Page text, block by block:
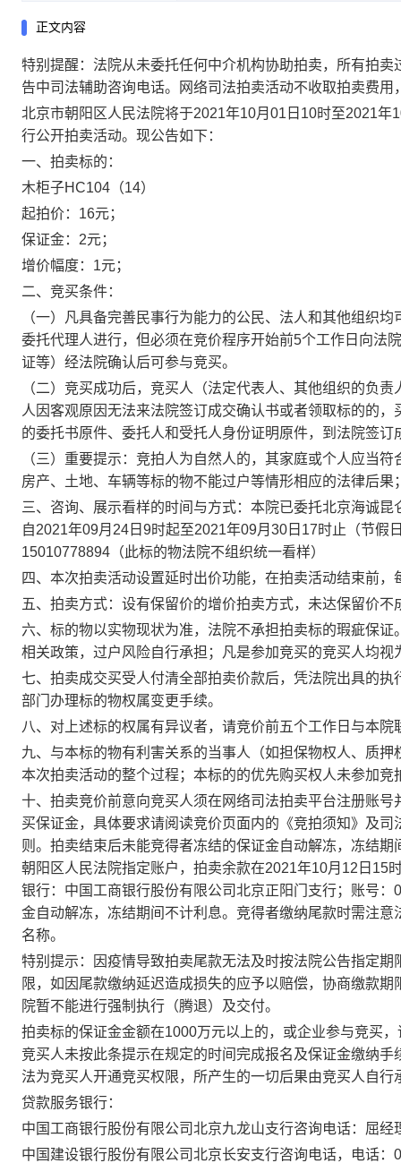
正文内容
特别提醒：法院从未委托任何中介机构协助拍卖，所有拍
告中司法辅助咨询电话。网络司法拍卖活动不收取拍卖费
北京市朝阳区人民法院将于2021年10月01日10时至2021
行公开拍卖活动。现公告如下：
一、拍卖标的：
木柜子HC104（14）
起拍价：16元；
保证金：2元；
增价幅度：1元；
二、竞买条件：
（一）凡具备完善民事行为能力的公民、法人和其他组织
委托代理人进行，但必须在竞价程序开始前5个工作日向法
证等）经法院确认后可参与竞买。
（二）竞买成功后，竞买人（法定代表人、其他组织的负
人因客观原因无法来法院签订成交确认书或者领取标的的
的委托书原件、委托人和受托人身份证明原件，到法院签订
（三）重要提示：竞拍人为自然人的，其家庭或个人应当
房产、土地、车辆等标的物不能过户等情形相应的法律后果
三、咨询、展示看样的时间与方式：本院已委托北京海诚
自2021年09月24日9时起至2021年09月30日17时止（节假
15010778894（此标的物法院不组织统一看样）
四、本次拍卖活动设置延时出价功能，在拍卖活动结束前
五、拍卖方式：设有保留价的增价拍卖方式，未达保留价不
六、标的物以实物现状为准，法院不承担拍卖标的瑕疵保
相关政策，过户风险自行承担；凡是参加竞买的竞买人均
七、拍卖成交买受人付清全部拍卖价款后，凭法院出具的
部门办理标的物权属变更手续。
八、对上述标的权属有异议者，请竞价前五个工作日与本院
九、与本标的物有利害关系的当事人（如担保物权人、质
本次拍卖活动的整个过程；本标的的优先购买权人未参加竞
十、拍卖竞价前意向竞买人须在网络司法拍卖平台注册账
买保证金，具体要求请阅读竞价页面内的《竞拍须知》及
则。拍卖结束后未能竞得者冻结的保证金自动解冻，冻结
朝阳区人民法院指定账户，拍卖余款在2021年10月12日15
银行：中国工商银行股份有限公司北京正阳门支行；账号
金自动解冻，冻结期间不计利息。竞得者缴纳尾款时需注意
名称。
特别提示：因疫情导致拍卖尾款无法及时按法院公告指定
限，如因尾款缴纳延迟造成损失的应予以赔偿，协商缴款
院暂不能进行强制执行（腾退）及交付。
拍卖标的保证金金额在1000万元以上的，或企业参与竞买
竞买人未按此条提示在规定的时间完成报名及保证金缴纳
法为竞买人开通竞买权限，所产生的一切后果由竞买人自行
贷款服务银行：
中国工商银行股份有限公司北京九龙山支行咨询电话：屈
中国建设银行股份有限公司北京长安支行咨询电话，电话